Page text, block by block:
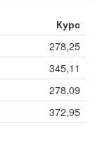
Курс
278,25
345,11
278,09
372,95